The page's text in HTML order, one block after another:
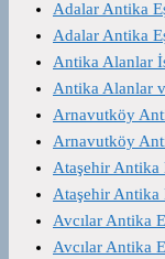
Adalar Antika
Adalar Antika
Antika Alanlar
Antika Alanlar
Arnavutköy
Arnavutköy
Ataşehir Antika
Ataşehir Antika
Avcılar Antika
Avcılar Antika